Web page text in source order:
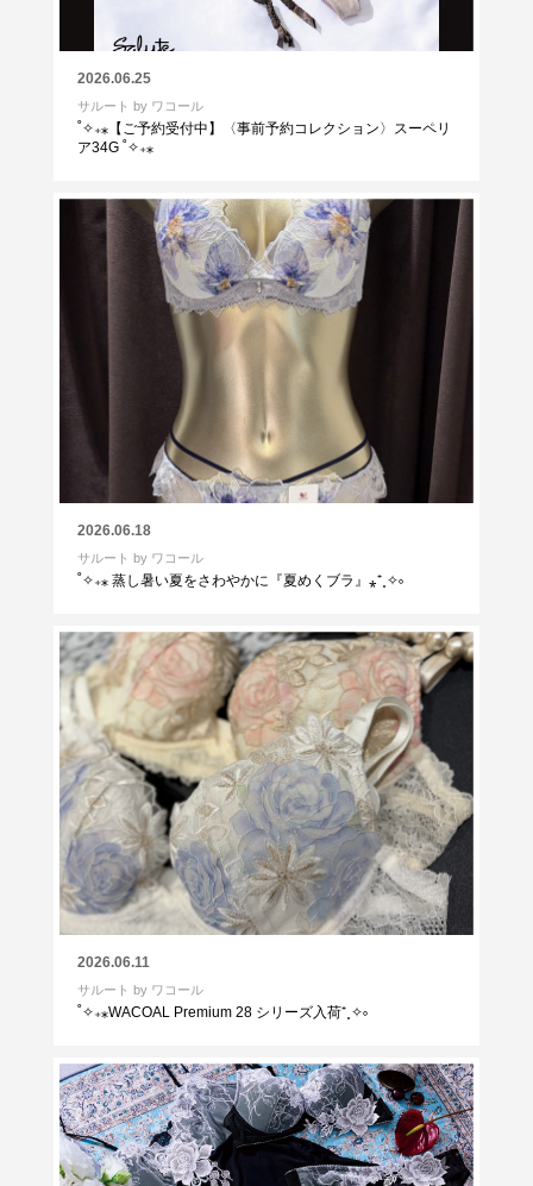
2026.06.25
サルート by ワコール
˚✧₊⁎【ご予約受付中】〈事前予約コレクション〉スーペリ
ア34G ˚✧₊⁎
2026.06.18
サルート by ワコール
˚✧₊⁎ 蒸し暑い夏をさわやかに『夏めくブラ』⁎⁺˳✧༚
2026.06.11
サルート by ワコール
˚✧₊⁎WACOAL Premium 28 シリーズ入荷⁺˳✧༚